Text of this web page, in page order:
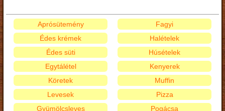
Aprósütemény
Édes krémek
Édes süti
Egytálétel
Fagyi
Halételek
Húsételek
Kenyerek
Köretek
Levesek
Gyümölcsleves
Muffin
Pizza
Pogácsa